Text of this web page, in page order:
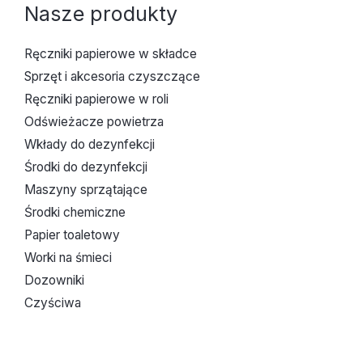
Nasze produkty
Ręczniki papierowe w składce
Sprzęt i akcesoria czyszczące
Ręczniki papierowe w roli
Odświeżacze powietrza
Wkłady do dezynfekcji
Środki do dezynfekcji
Maszyny sprzątające
Środki chemiczne
Papier toaletowy
Worki na śmieci
Dozowniki
Czyściwa